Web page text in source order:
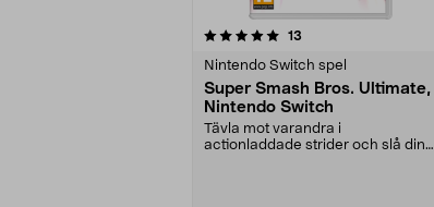
13
Nintendo Switch spel
Super Smash Bros. Ultimate,
Nintendo Switch
Tävla mot varandra i
actionladdade strider och slå dina
4.0av 5 stjärnor